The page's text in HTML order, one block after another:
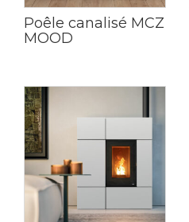
Poêle canalisé MCZ
MOOD